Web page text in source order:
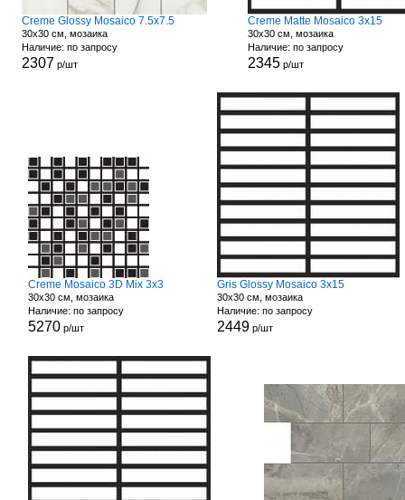
Creme Glossy Mosaico 7.5x7.5
30x30 см, мозаика
Наличие: по запросу
2307 р/шт
Creme Matte Mosaico 3x15
30x30 см, мозаика
Наличие: по запросу
2345 р/шт
Creme Mosaico 3D Mix 3x3
30x30 см, мозаика
Наличие: по запросу
5270р/шт
Gris Glossy Mosaico 3x15
30x30 см, мозаика
Наличие: по запросу
2449р/шт